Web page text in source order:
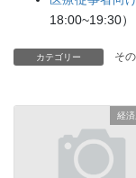
18:00~19:30）
カテゴリー そ
経